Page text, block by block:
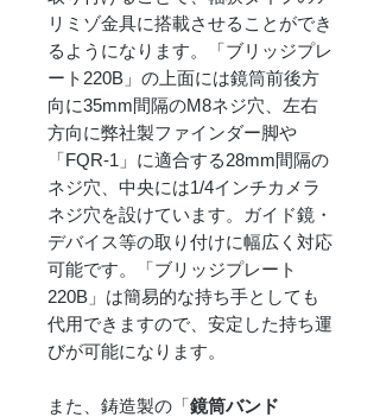
リミゾ金具に搭載させることができ
るようになります。「ブリッジプレ
ート220B」の上面には鏡筒前後方
向に35mm間隔のM8ネジ穴、左右
方向に弊社製ファインダー脚や
「FQR-1」に適合する28mm間隔の
ネジ穴、中央には1/4インチカメラ
ネジ穴を設けています。ガイド鏡・
デバイス等の取り付けに幅広く対応
可能です。「ブリッジプレート
220B」は簡易的な持ち手としても
代用できますので、安定した持ち運
びが可能になります。
また、鋳造製の「鏡筒バンド